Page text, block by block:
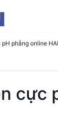
phẳng online
cực